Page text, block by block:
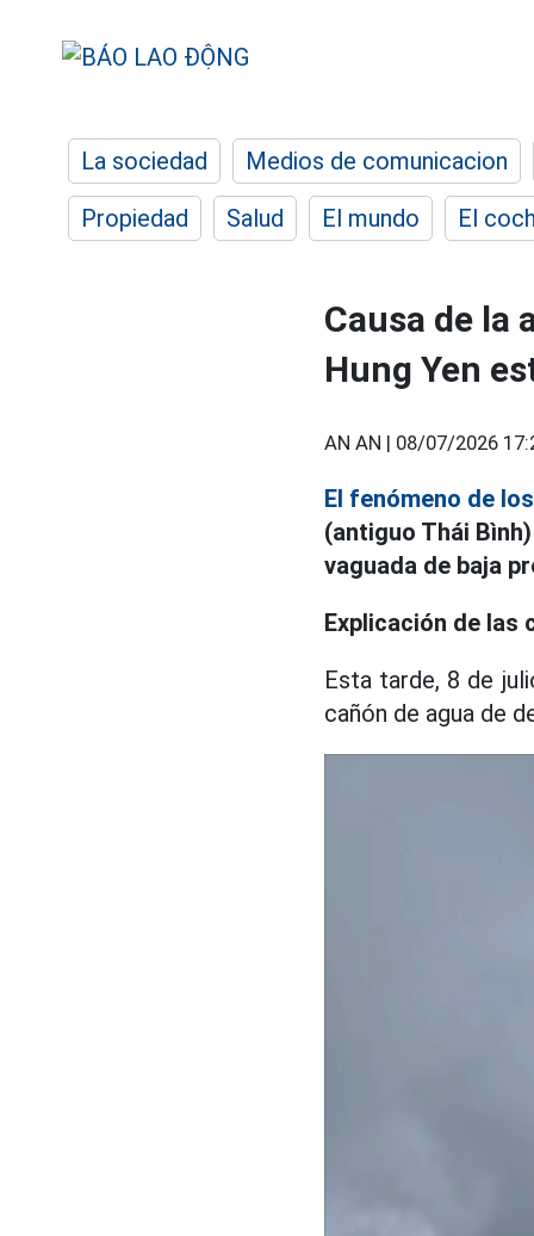
La sociedad
Medios de comunicacion
Propiedad
Salud El mundo El
Causa de la
Hung Yen
AN AN | 08/07/2026
El fenómeno de los
(antiguo Thái
vaguada de baja
Explicación de las
Esta tarde, 8 de
cañón de agua de